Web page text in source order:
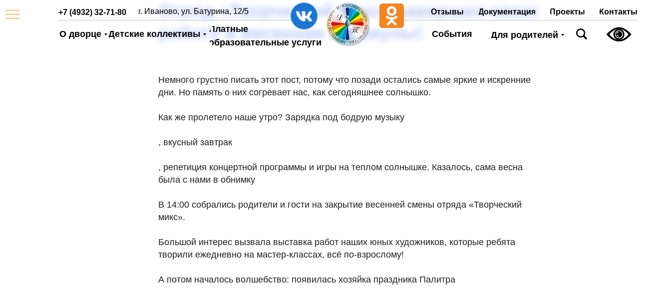
Контакты
Детские коллективы
Платные
образовательные услуги
+7 (4932) 32-71-80 Отзывы Документация
События
Проекты
г. Иваново, ул. Батурина, 12/5
О дворце Для родителей
Отряд «Творческий микс» завершил свою
работу в весенние каникулы!
Немного грустно писать этот пост, потому что позади остались самые яркие и искренние
дни. Но память о них согревает нас, как сегодняшнее солнышко.
Как же пролетело наше утро? Зарядка под бодрую музыку
, вкусный завтрак
, репетиция концертной программы и игры на теплом солнышке. Казалось, сама весна
была с нами в обнимку
В 14:00 собрались родители и гости на закрытие весенней смены отряда «Творческий
микс».
Большой интерес вызвала выставка работ наших юных художников, которые ребята
творили ежедневно на мастер-классах, всё по-взрослому!
А потом началось волшебство: появилась хозяйка праздника Палитра